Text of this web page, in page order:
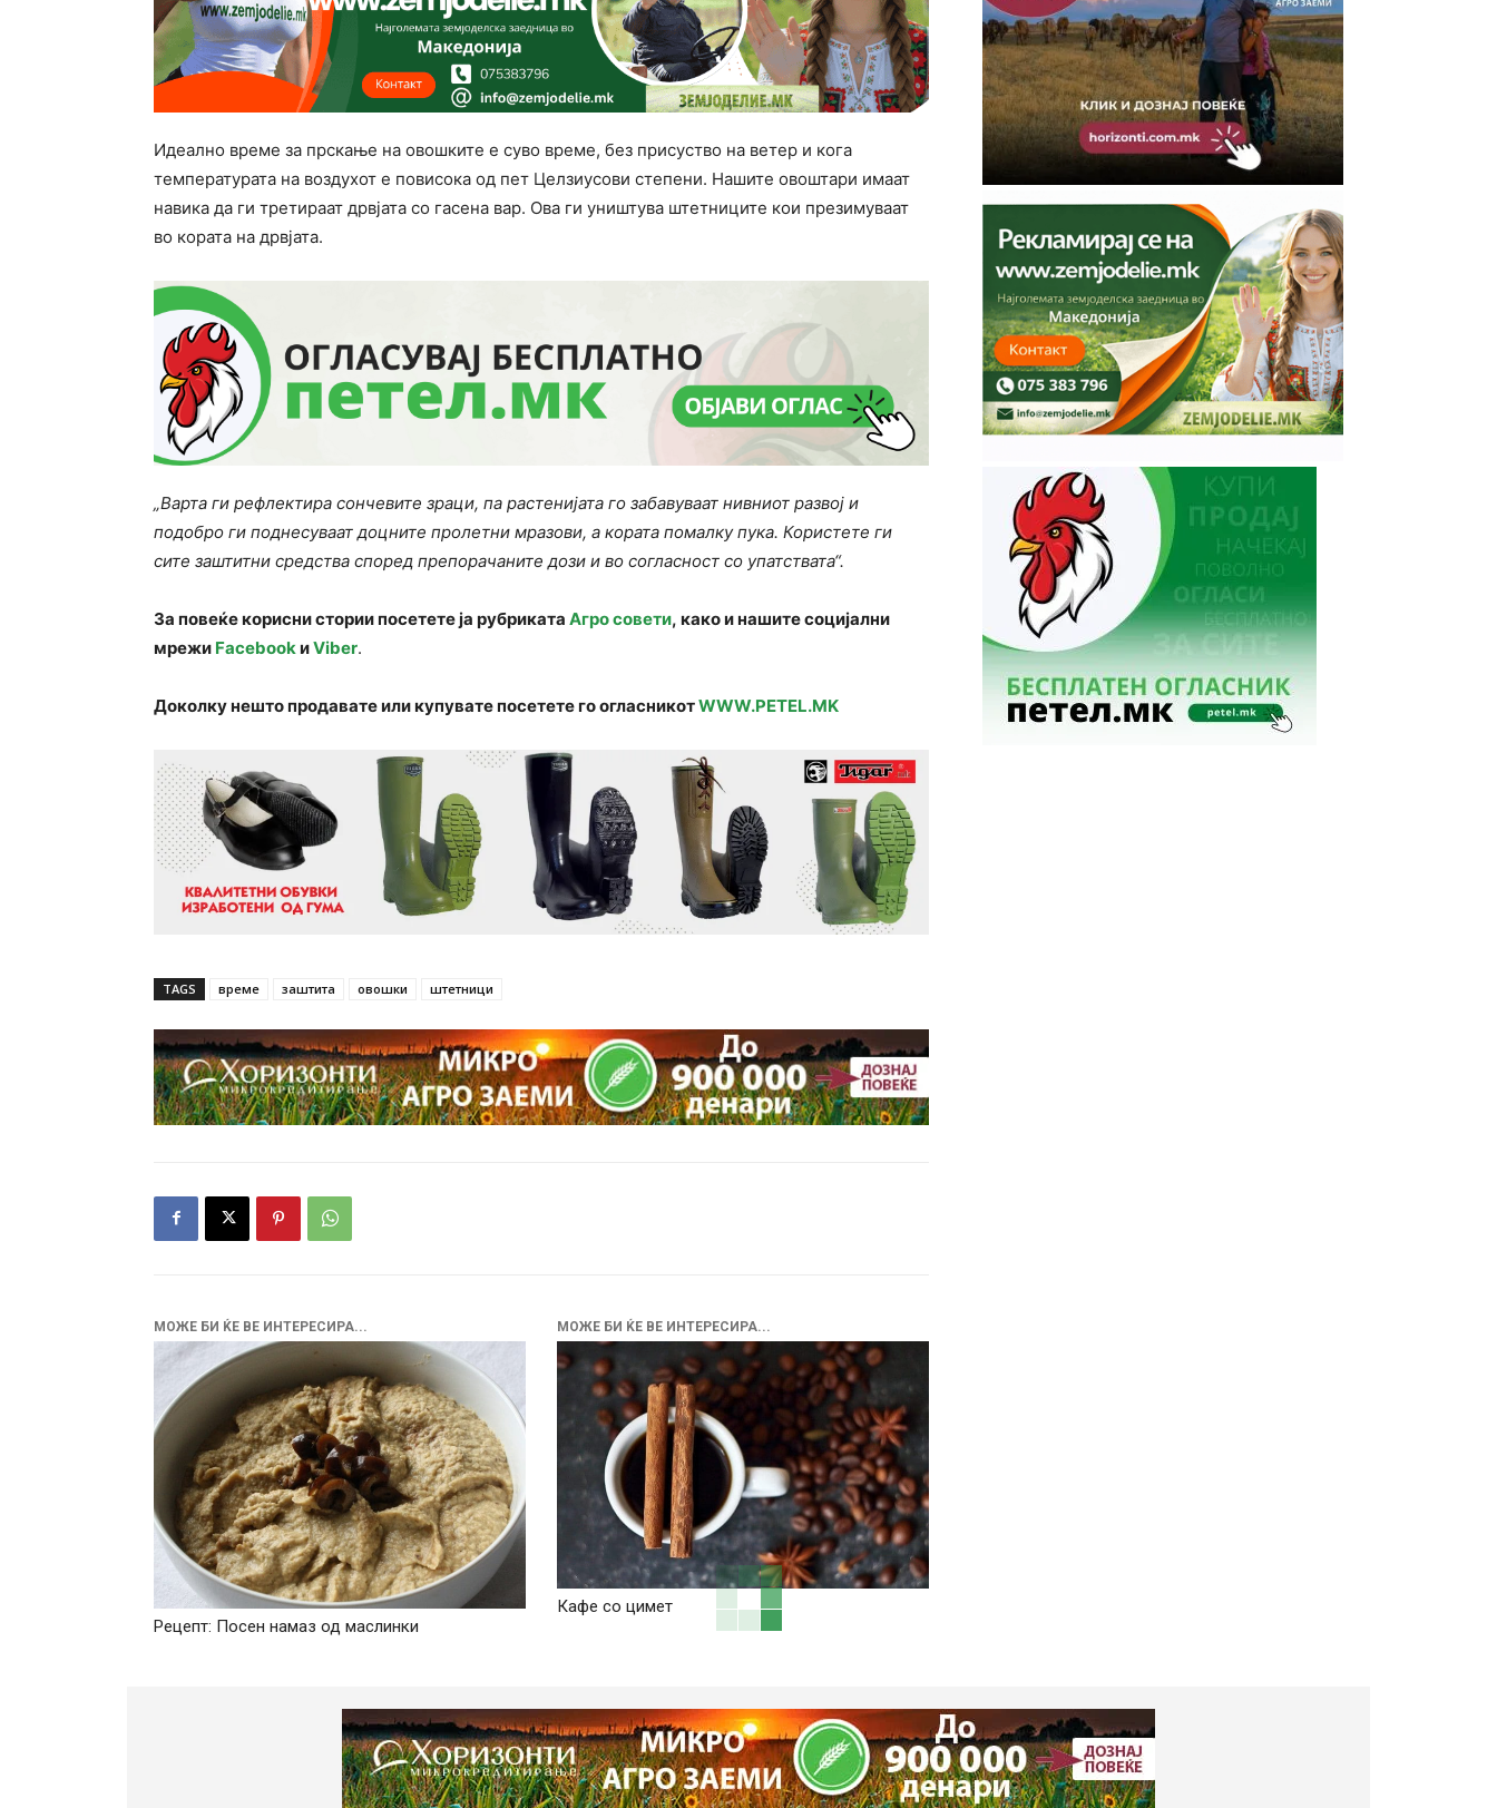
Идеално време за прскање на овошките е суво време, без присуство на ветер и кога
температурата на воздухот е повисока од пет Целзиусови степени. Нашите овоштари имаат
навика да ги третираат дрвјата со гасена вар. Ова ги уништува штетниците кои презимуваат
во кората на дрвјата.
„Варта ги рефлектира сончевите зраци, па растенијата го забавуваат нивниот развој и
подобро ги поднесуваат доцните пролетни мразови, а кората помалку пука. Користете ги
сите заштитни средства според препорачаните дози и во согласност со упатствата“.
За повеќе корисни стории посетете ја рубриката Агро совети, како и нашите социјални
мрежи FacebookиViber.
Доколку нешто продавате или купувате посетете го огласникотWWW.PETEL.MK
TAGS време заштита овошки штетници
МОЖЕ БИ ЌЕ ВЕ ИНТЕРЕСИРА...
Рецепт: Посен намаз од маслинки
МОЖЕ БИ ЌЕ ВЕ ИНТЕРЕСИРА...
Кафе со цимет